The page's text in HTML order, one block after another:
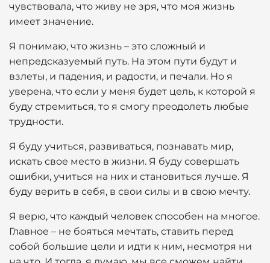
чувствовала, что живу не зря, что моя жизнь
имеет значение.
Я понимаю, что жизнь – это сложный и
непредсказуемый путь. На этом пути будут и
взлеты, и падения, и радости, и печали. Но я
уверена, что если у меня будет цель, к которой я
буду стремиться, то я смогу преодолеть любые
трудности.
Я буду учиться, развиваться, познавать мир,
искать свое место в жизни. Я буду совершать
ошибки, учиться на них и становиться лучше. Я
буду верить в себя, в свои силы и в свою мечту.
Я верю, что каждый человек способен на многое.
Главное – не бояться мечтать, ставить перед
собой большие цели и идти к ним, несмотря ни